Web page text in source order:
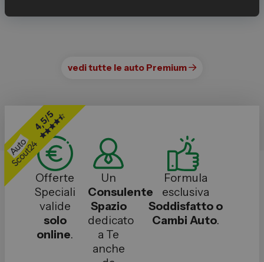
vedi tutte le auto Premium
Offerte
Speciali
valide
solo
online.
Un
Consulente
Spazio
dedicato
a Te
anche
Formula
esclusiva
Soddisfatto o
Cambi Auto.